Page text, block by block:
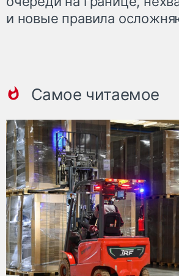
и новые правила
Самое читаемое